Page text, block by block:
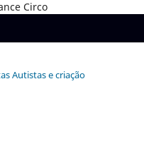
Circo
Autistas e criação